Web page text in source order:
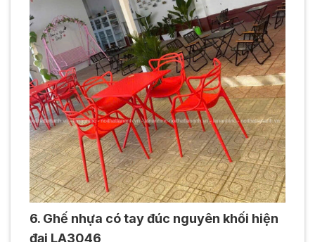
6. Ghế nhựa có tay đúc nguyên khối hiện
đại LA3046